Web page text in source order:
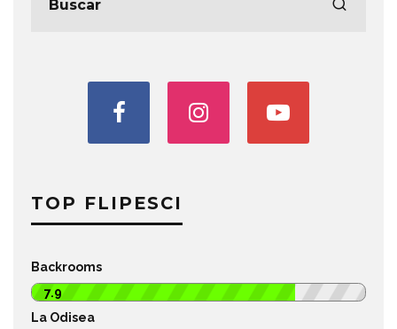
TOP FLIPESCI
Backrooms
7.9
La Odisea